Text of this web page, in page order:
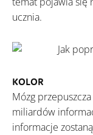
ucznia.
KOLOR
Mózg
miliardów
informacje